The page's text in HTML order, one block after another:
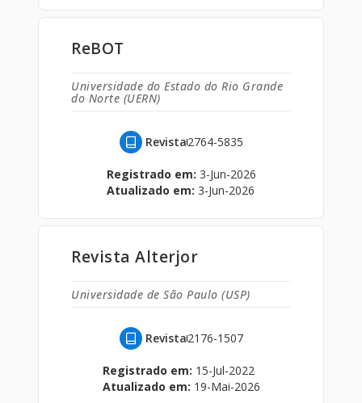
ReBOT
Universidade do Estado do Rio Grande
do Norte (UERN)
Revista2764-5835
Registrado em: 3-Jun-2026
Atualizado em: 3-Jun-2026
Revista Alterjor
Universidade de São Paulo (USP)
Revista2176-1507
Registrado em: 15-Jul-2022
Atualizado em: 19-Mai-2026